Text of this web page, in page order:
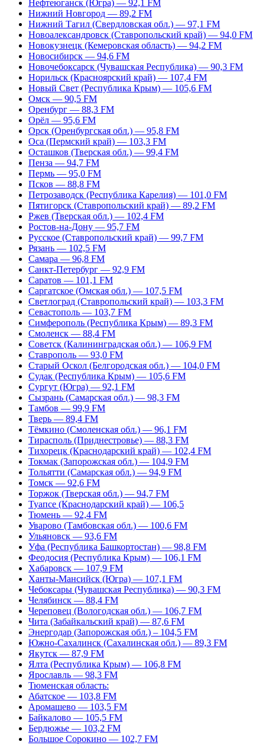
Нефтеюганск (Югра) — 92,1 FM
Нижний Новгород — 89,2 FM
Нижний Тагил (Свердловская обл.) — 97,1 FM
Новоалександровск (Ставропольский край) — 94,0 FM
Новокузнецк (Кемеровская область) — 94,2 FM
Новосибирск — 94,6 FM
Новочебоксарск (Чувашская Республика) — 90,3 FM
Норильск (Красноярский край) — 107,4 FM
Новый Свет (Республика Крым) — 105,6 FM
Омск — 90,5 FM
Оренбург — 88,3 FM
Орёл — 95,6 FM
Орск (Оренбургская обл.) — 95,8 FM
Оса (Пермский край) — 103,3 FM
Осташков (Тверская обл.) — 99,4 FM
Пенза — 94,7 FM
Пермь — 95,0 FM
Псков — 88,8 FM
Петрозаводск (Республика Карелия) — 101,0 FM
Пятигорск (Ставропольский край) — 89,2 FM
Ржев (Тверская обл.) — 102,4 FM
Ростов-на-Дону — 95,7 FM
Русское (Ставропольский край) — 99,7 FM
Рязань — 102,5 FM
Самара — 96,8 FM
Санкт-Петербург — 92,9 FM
Саратов — 101,1 FM
Саргатское (Омская обл.) — 107,5 FM
Светлоград (Ставропольский край) — 103,3 FM
Севастополь — 103,7 FM
Симферополь (Республика Крым) — 89,3 FM
Смоленск — 88,4 FM
Советск (Калининградская обл.) — 106,9 FM
Ставрополь — 93,0 FM
Старый Оскол (Белгородская обл.) — 104,0 FM
Судак (Республика Крым) — 105,6 FM
Сургут (Югра) — 92,1 FM
Сызрань (Самарская обл.) — 98,3 FM
Тамбов — 99,9 FM
Тверь — 89,4 FM
Тёмкино (Смоленская обл.) — 96,1 FM
Тирасполь (Приднестровье) — 88,3 FM
Тихорецк (Краснодарский край) — 102,4 FM
Токмак (Запорожская обл.) — 104,9 FM
Тольятти (Самарская обл.) — 94,9 FM
Томск — 92,6 FM
Торжок (Тверская обл.) — 94,7 FM
Туапсе (Краснодарский край) — 106,5
Тюмень — 92,4 FM
Уварово (Тамбовская обл.) — 100,6 FM
Ульяновск — 93,6 FM
Уфа (Республика Башкортостан) — 98,8 FM
Феодосия (Республика Крым) — 106,1 FM
Хабаровск — 107,9 FM
Ханты-Мансийск (Югра) — 107,1 FM
Чебоксары (Чувашская Республика) — 90,3 FM
Челябинск — 88,4 FM
Череповец (Вологодская обл.) — 106,7 FM
Чита (Забайкальский край) — 87,6 FM
Энергодар (Запорожская обл.) – 104,5 FM
Южно-Сахалинск (Сахалинская обл.) — 89,3 FM
Якутск — 87,9 FM
Ялта (Республика Крым) — 106,8 FM
Ярославль — 98,3 FM
Тюменская область:
Абатское — 103,8 FM
Аромашево — 103,5 FM
Байкалово — 105,5 FM
Бердюжье — 103,2 FM
Большое Сорокино — 102,7 FM